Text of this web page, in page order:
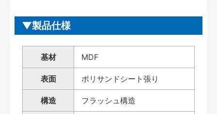
製品仕様
基材 MDF
表面 ポリサンドシート張り
構造 フラッシュ構造